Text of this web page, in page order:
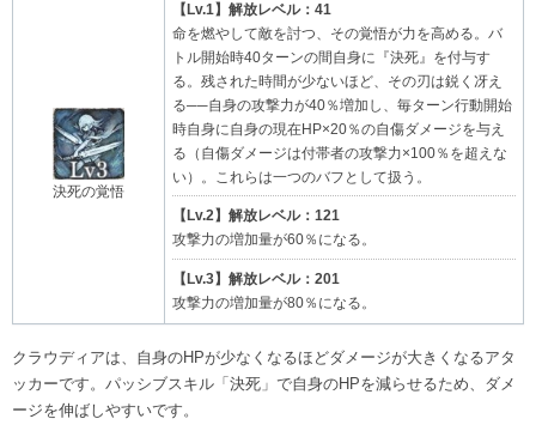
決死の覚悟
【Lv.1】解放レベル：41
命を燃やして敵を討つ、その覚悟が力を高める。バ
トル開始時40ターンの間自身に『決死』を付与す
る。残された時間が少ないほど、その刃は鋭く冴え
る──自身の攻撃力が40％増加し、毎ターン行動開始
時自身に自身の現在HP×20％の自傷ダメージを与え
る（自傷ダメージは付帯者の攻撃力×100％を超えな
い）。これらは一つのバフとして扱う。
【Lv.2】解放レベル：121
攻撃力の増加量が60％になる。
【Lv.3】解放レベル：201
攻撃力の増加量が80％になる。
クラウディアは、自身のHPが少なくなるほどダメージが大きくなるアタ
ッカーです。パッシブスキル「決死」で自身のHPを減らせるため、ダメ
ージを伸ばしやすいです。